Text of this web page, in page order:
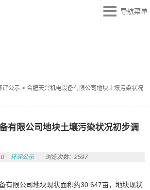
导航菜单
评公示 >合肥天兴机电设备有限公司地块土壤污染状况
有限公司地块土壤污染状况初步调
环评公示 浏览次数：2597
有限公司地块现状面积约30.647亩，地块现状